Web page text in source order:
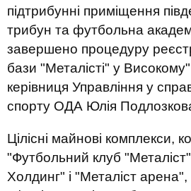
підтрибунні приміщення
трибун та футбольна
завершено процедуру
бази "Металісті" у
керівниця Управління у
спорту ОДА Юлія
Цілісні майнові комплекси,
"Футбольний клуб
Холдинг" і "Металіст